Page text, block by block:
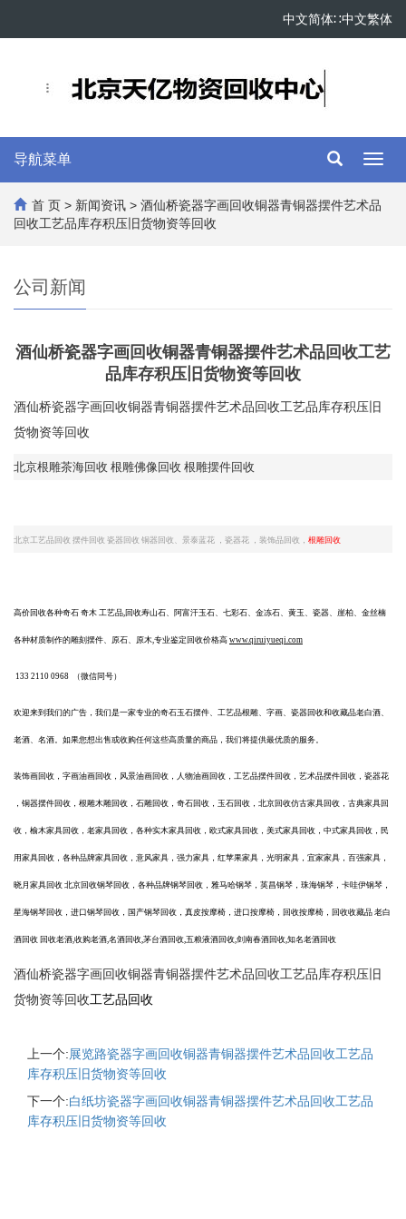
中文繁体
∷
中文简体
导航菜单
首 页 > 新闻资讯 > 酒仙桥瓷器字画回收铜器青铜器摆件艺术品
回收工艺品库存积压旧货物资等回收
公司新闻
酒仙桥瓷器字画回收铜器青铜器摆件艺术品回收工艺
品库存积压旧货物资等回收
酒仙桥瓷器字画回收铜器青铜器摆件艺术品回收工艺品库存积压旧
货物资等回收
北京根雕茶海回收 根雕佛像回收 根雕摆件回收
北京工艺品回收 摆件回收 瓷器回收 铜器回收、景泰蓝花 ，瓷器花 ，装饰品回收， 根雕回收
高价回收各种奇石 奇木 工艺品,回收寿山石、阿富汗玉石、七彩石、金冻石、黄玉、瓷器、崖柏、金丝楠
各种材质制作的雕刻摆件、原石、原木,专业鉴定回收价格高 www.qiruiyueqi.com
133 2110 0968 （微信同号）
欢迎来到我们的广告，我们是一家专业的奇石玉石摆件、工艺品根雕、字画、瓷器回收和收藏品老白酒、
老酒、名酒。如果您想出售或收购任何这些高质量的商品，我们将提供最优质的服务。
装饰画回收，字画油画回收，风景油画回收，人物油画回收，工艺品摆件回收，艺术品摆件回收，瓷器花
，铜器摆件回收，根雕木雕回收，石雕回收，奇石回收，玉石回收，北京回收仿古家具回收，古典家具回
收，榆木家具回收，老家具回收，各种实木家具回收，欧式家具回收，美式家具回收，中式家具回收，民
用家具回收，各种品牌家具回收，意风家具，强力家具，红苹果家具，光明家具，宜家家具，百强家具，
晓月家具回收 北京回收钢琴回收，各种品牌钢琴回收，雅马哈钢琴，英昌钢琴，珠海钢琴，卡哇伊钢琴，
星海钢琴回收，进口钢琴回收，国产钢琴回收，真皮按摩椅，进口按摩椅，回收按摩椅， 回收收藏品 老白
酒回收 回收老酒,收购老酒,名酒回收,茅台酒回收,五粮液酒回收,剑南春酒回收,知名老酒回收
酒仙桥瓷器字画回收铜器青铜器摆件艺术品回收工艺品库存积压旧
货物资等回收工艺品回收
上一个:展览路瓷器字画回收铜器青铜器摆件艺术品回收工艺品
库存积压旧货物资等回收
下一个:白纸坊瓷器字画回收铜器青铜器摆件艺术品回收工艺品
库存积压旧货物资等回收